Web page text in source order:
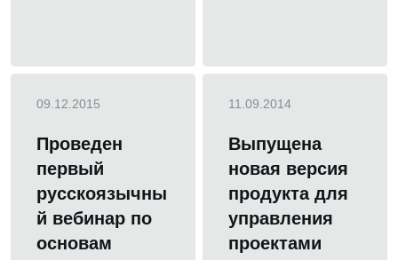
09.12.2015
Проведен
первый
русскоязычны
й вебинар по
основам
11.09.2014
Выпущена
новая версия
продукта для
управления
проектами